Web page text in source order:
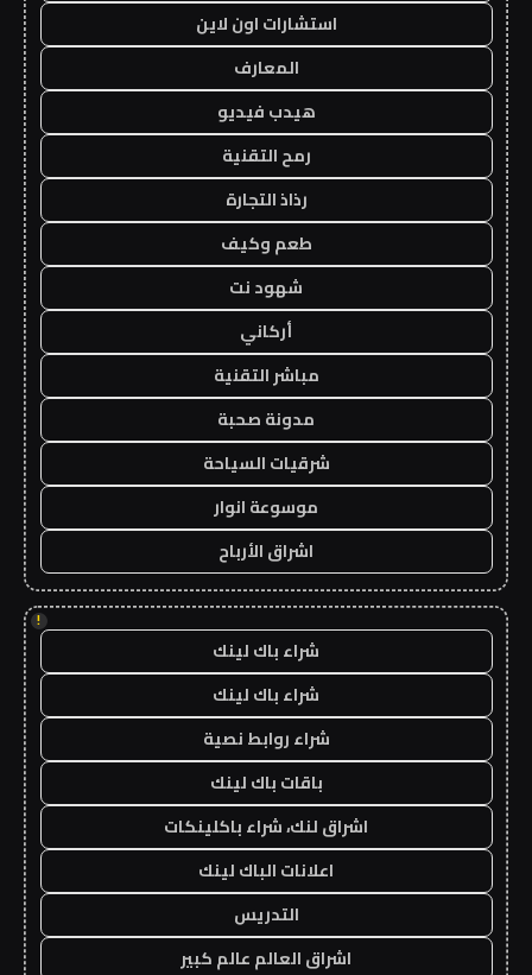
استشارات اون لاين
المعارف
هيدب فيديو
رمح التقنية
رذاذ التجارة
طعم وكيف
شهود نت
أركاني
مباشر التقنية
مدونة صحبة
شرقيات السياحة
موسوعة انوار
اشراق الأرباح
!
شراء باك لينك
شراء باك لينك
شراء روابط نصية
باقات باك لينك
اشراق لنك، شراء باكلينكات
اعلانات الباك لينك
التدريس
اشراق العالم عالم كبير